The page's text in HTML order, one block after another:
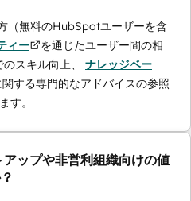
（無料のHubSpotユーザーを含
ィー
を通じたユーザー間の相
のスキル向上、 ナレッジベー
する専門的なアドバイスの参照
す。
ップや非営利組織向けの値